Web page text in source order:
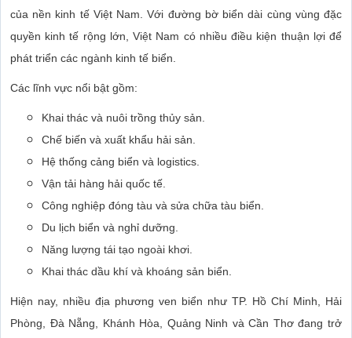
của nền kinh tế Việt Nam. Với đường bờ biển dài cùng vùng đặc
quyền kinh tế rộng lớn, Việt Nam có nhiều điều kiện thuận lợi để
phát triển các ngành kinh tế biển.
Các lĩnh vực nổi bật gồm:
Khai thác và nuôi trồng thủy sản.
Chế biến và xuất khẩu hải sản.
Hệ thống cảng biển và logistics.
Vận tải hàng hải quốc tế.
Công nghiệp đóng tàu và sửa chữa tàu biển.
Du lịch biển và nghỉ dưỡng.
Năng lượng tái tạo ngoài khơi.
Khai thác dầu khí và khoáng sản biển.
Hiện nay, nhiều địa phương ven biển như TP. Hồ Chí Minh, Hải
Phòng, Đà Nẵng, Khánh Hòa, Quảng Ninh và Cần Thơ đang trở